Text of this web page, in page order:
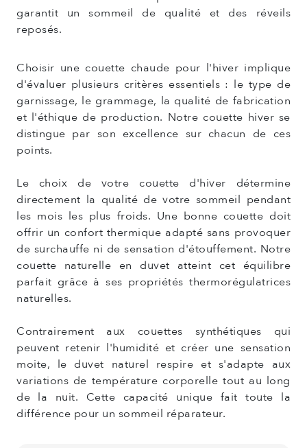
garantit un sommeil de qualité et des réveils
reposés.
Choisir une couette chaude pour l'hiver implique
d'évaluer plusieurs critères essentiels : le type de
garnissage, le grammage, la qualité de fabrication
et l'éthique de production. Notre couette hiver se
distingue par son excellence sur chacun de ces
points.
Le choix de votre couette d'hiver détermine
directement la qualité de votre sommeil pendant
les mois les plus froids. Une bonne couette doit
offrir un confort thermique adapté sans provoquer
de surchauffe ni de sensation d'étouffement. Notre
couette naturelle en duvet atteint cet équilibre
parfait grâce à ses propriétés thermorégulatrices
naturelles.
Contrairement aux couettes synthétiques qui
peuvent retenir l'humidité et créer une sensation
moite, le duvet naturel respire et s'adapte aux
variations de température corporelle tout au long
de la nuit. Cette capacité unique fait toute la
différence pour un sommeil réparateur.